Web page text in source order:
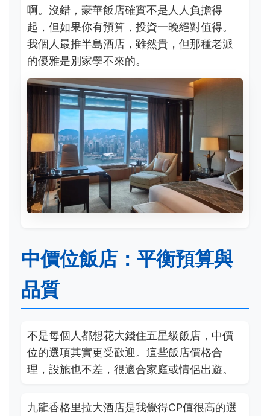
啊。沒錯，豪華飯店確實不是人人負擔得
起，但如果你有預算，投資一晚絕對值得。
我個人最推半島酒店，雖然貴，但那種老派
的優雅是別家學不來的。
中價位飯店：平衡預算與
品質
不是每個人都想花大錢住五星級飯店，中價
位的選項其實更受歡迎。這些飯店價格合
理，設施也不差，很適合家庭或情侶出遊。
九龍香格里拉大酒店是我覺得CP值很高的選